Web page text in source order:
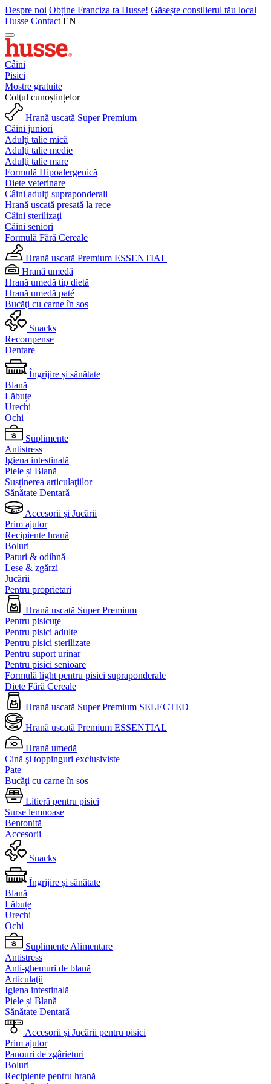
Despre noi Obține Franciza ta Husse! Găsește consilierul tău local
Husse Contact EN
Câini
Pisici
Mostre gratuite
Colţul cunoștințelor
Hrană uscată Super Premium
Câini juniori
Adulţi talie mică
Adulţi talie medie
Adulţi talie mare
Formulă Hipoalergenică
Diete veterinare
Câini adulţi supraponderali
Hrană uscată presată la rece
Câini sterilizaţi
Câini seniori
Formulă Fără Cereale
Hrană uscată Premium ESSENTIAL
Hrană umedă
Hrană umedă tip dietă
Hrană umedă paté
Bucăţi cu carne în sos
Snacks
Recompense
Dentare
Îngrijire și sănătate
Blană
Lăbuțe
Urechi
Ochi
Suplimente
Antistress
Igiena intestinală
Piele și Blană
Susținerea articulaţiilor
Sănătate Dentară
Accesorii și Jucării
Prim ajutor
Recipiente hrană
Boluri
Paturi & odihnă
Lese & zgărzi
Jucării
Pentru proprietari
Hrană uscată Super Premium
Pentru pisicuţe
Pentru pisici adulte
Pentru pisici sterilizate
Pentru suport urinar
Pentru pisici senioare
Formulă light pentru pisici supraponderale
Diete Fără Cereale
Hrană uscată Super Premium SELECTED
Hrană uscată Premium ESSENTIAL
Hrană umedă
Cină şi toppinguri exclusiviste
Pate
Bucăţi cu carne în sos
Litieră pentru pisici
Surse lemnoase
Bentonită
Accesorii
Snacks
Îngrijire și sănătate
Blană
Lăbuțe
Urechi
Ochi
Suplimente Alimentare
Antistress
Anti-ghemuri de blană
Articulaţii
Igiena intestinală
Piele și Blană
Sănătate Dentară
Accesorii și Jucării pentru pisici
Prim ajutor
Panouri de zgârieturi
Boluri
Recipiente pentru hrană